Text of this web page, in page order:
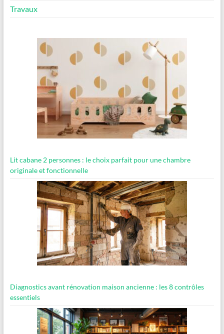
Travaux
Lit cabane 2 personnes : le choix parfait pour une chambre
originale et fonctionnelle
Diagnostics avant rénovation maison ancienne : les 8 contrôles
essentiels